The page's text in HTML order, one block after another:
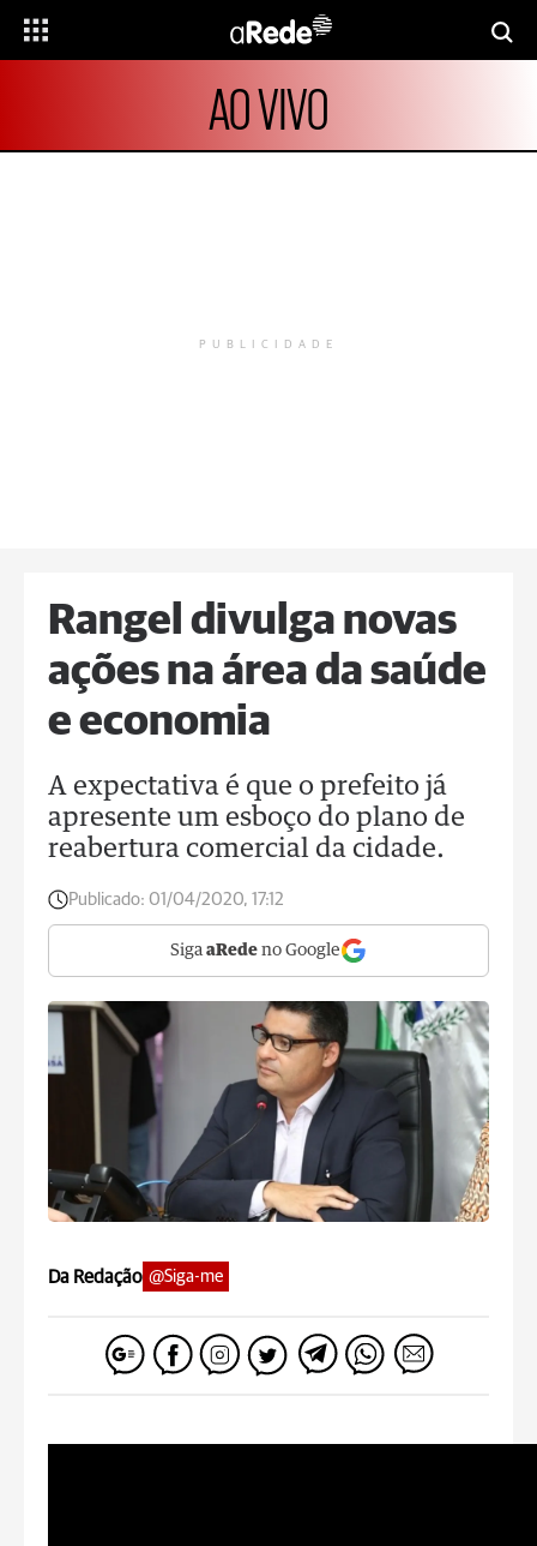
AO VIVO
PUBLICIDADE
Rangel divulga novas
ações na área da saúde
e economia
A expectativa é que o prefeito já
apresente um esboço do plano de
reabertura comercial da cidade.
Publicado: 01/04/2020, 17:12
Siga aRede no Google
Da Redação @Siga-me